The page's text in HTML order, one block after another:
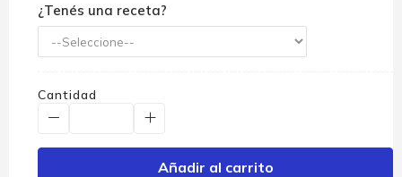
¿Tenés una receta?
Cantidad
Añadir al carrito